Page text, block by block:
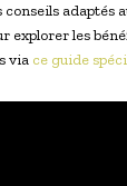
adaptés
explorer les
via ce guide